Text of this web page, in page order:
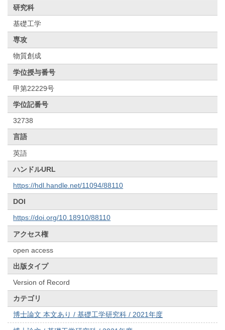
研究科
基礎工学
専攻
物質創成
学位授与番号
甲第22229号
学位記番号
32738
言語
英語
ハンドルURL
https://hdl.handle.net/11094/88110
DOI
https://doi.org/10.18910/88110
アクセス権
open access
出版タイプ
Version of Record
カテゴリ
博士論文 本文あり / 基礎工学研究科 / 2021年度